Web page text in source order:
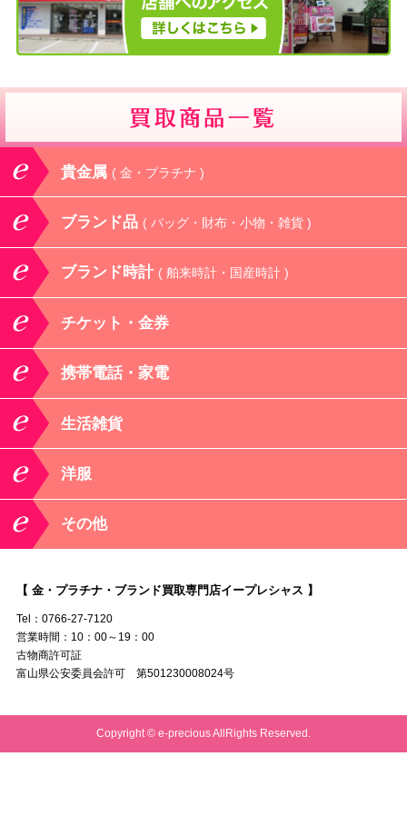
貴金属 ( 金・プラチナ )
ブランド品 ( バッグ・財布・小物・雑貨 )
ブランド時計 ( 舶来時計・国産時計 )
チケット・金券
携帯電話・家電
生活雑貨
洋服
その他
【 金・プラチナ・ブランド買取専門店イープレシャス 】
Tel：0766-27-7120
営業時間：10：00～19：00
古物商許可証
富山県公安委員会許可 第501230008024号
Copyright © e-precious AllRights Reserved.